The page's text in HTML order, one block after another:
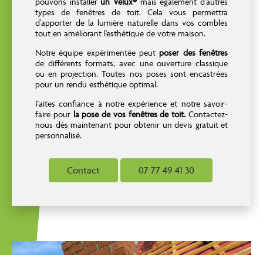
types de fenêtres de toit. Cela vous permettra
d'apporter de la lumière naturelle dans vos combles
tout en améliorant l'esthétique de votre maison.
Notre équipe expérimentée peut poser des fenêtres
de différents formats, avec une ouverture classique
ou en projection. Toutes nos poses sont encastrées
pour un rendu esthétique optimal.
Faites confiance à notre expérience et notre savoir-
faire pour la pose de vos fenêtres de toit. Contactez-
nous dès maintenant pour obtenir un devis gratuit et
personnalisé.
Contact 07 77 49 41 30